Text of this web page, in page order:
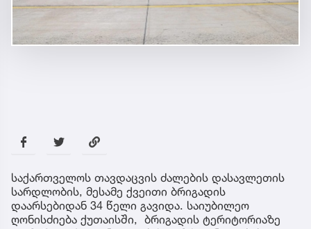
საქართველოს თავდაცვის ძალების დასავლეთის
სარდლობის, მესამე ქვეითი ბრიგადის
დაარსებიდან 34 წელი გავიდა. საიუბილეო
ღონისძიება ქუთაისში, ბრიგადის ტერიტორიაზე